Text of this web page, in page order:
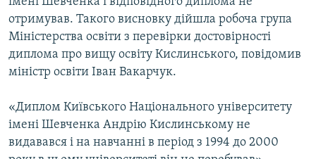
КИТАЙ.ВИКЛИКИ
МУЛЬТИМЕДІА
ФОТО
СПЕЦПРОЄКТИ
ПОДКАСТИ
отримував. Такого висновку дiйшла робоча група
Мiнiстерства освiти з перевiрки достовiрностi
диплома про вищу освiту Кислинського, повiдомив
мiнiстр освiти Iван Вакарчук.
«Диплом Київського Нацiонального унiверситету
iмені Шевченка Андрiю Кислинському не
видавався i на навчаннi в перiод з 1994 до 2000